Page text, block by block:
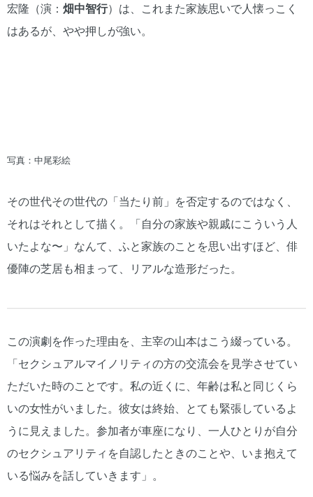
宏隆（演： 畑中智行）は、これまた家族思いで人懐っこく
はあるが、やや押しが強い。
写真：中尾彩絵
その世代その世代の「当たり前」を否定するのではなく、
それはそれとして描く。「自分の家族や親戚にこういう人
いたよな〜」なんて、ふと家族のことを思い出すほど、俳
優陣の芝居も相まって、リアルな造形だった。
この演劇を作った理由を、主宰の山本はこう綴っている。
「セクシュアルマイノリティの方の交流会を見学させてい
ただいた時のことです。私の近くに、年齢は私と同じくら
いの女性がいました。彼女は終始、とても緊張しているよ
うに見えました。参加者が車座になり、一人ひとりが自分
のセクシュアリティを自認したときのことや、いま抱えて
いる悩みを話していきます」。